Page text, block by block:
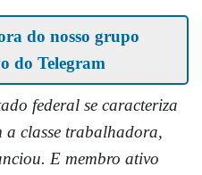
do nosso grupo
do Telegram
federal se caracteriza
a classe trabalhadora,
E membro ativo